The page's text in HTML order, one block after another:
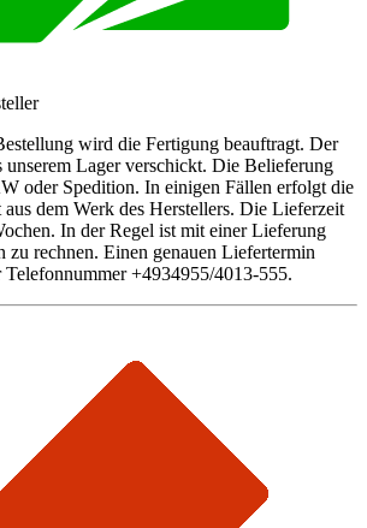
wird die Fertigung beauftragt. Der
Lager verschickt. Die Belieferung
oder Spedition. In einigen Fällen erfolgt die
dem Werk des Herstellers. Die Lieferzeit
In der Regel ist mit einer Lieferung
zu rechnen. Einen genauen Liefertermin
Telefonnummer +4934955/4013-555.